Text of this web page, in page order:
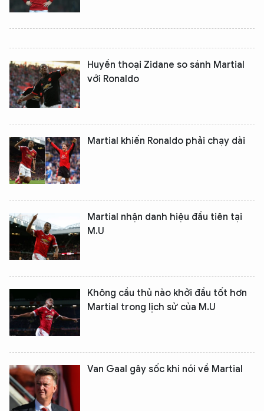
Huyền thoại Zidane so sánh Martial
với Ronaldo
Martial khiến Ronaldo phải chạy dài
Martial nhận danh hiệu đầu tiên tại
M.U
Không cầu thủ nào khởi đầu tốt hơn
Martial trong lịch sử của M.U
Van Gaal gây sốc khi nói về Martial
XIN CHÀO,
TÔI LÀ CHATBOT CỦA
Hãy hỏi tôi bất kỳ điều gì bạn cần biết về
An Ninh Thủ Đô nhé. Tôi sẵn sàng hỗ trợ!